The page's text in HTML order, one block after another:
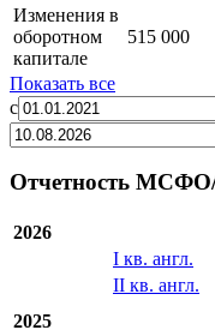
Изменения в
оборотном
капитале
515 000
Показать все
с
Отчетность
2026
I кв. англ.
II кв. англ.
2025